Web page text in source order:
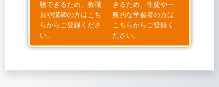
聴できるため、教職
員や講師の方はこち
らからご登録くださ
い。
きるため、生徒や一
般的な学習者の方は
こちらからご登録く
ださい。